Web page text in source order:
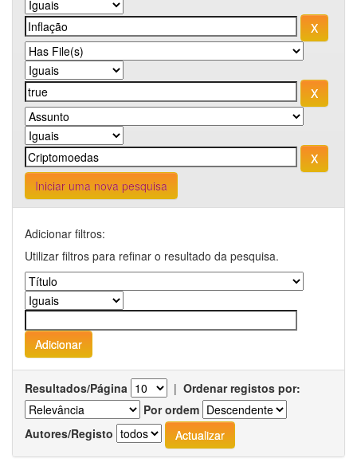
Iniciar uma nova pesquisa
Adicionar filtros:
Utilizar filtros para refinar o resultado da pesquisa.
Resultados/Página | Ordenar registos por:
Por ordem
Autores/Registo